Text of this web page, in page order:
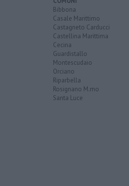
Bibbona
Casale Marittimo
Castagneto Carducci
Castellina Marittima
Cecina
Guardistallo
Montescudaio
Orciano
Riparbella
Rosignano M.mo
Santa Luce